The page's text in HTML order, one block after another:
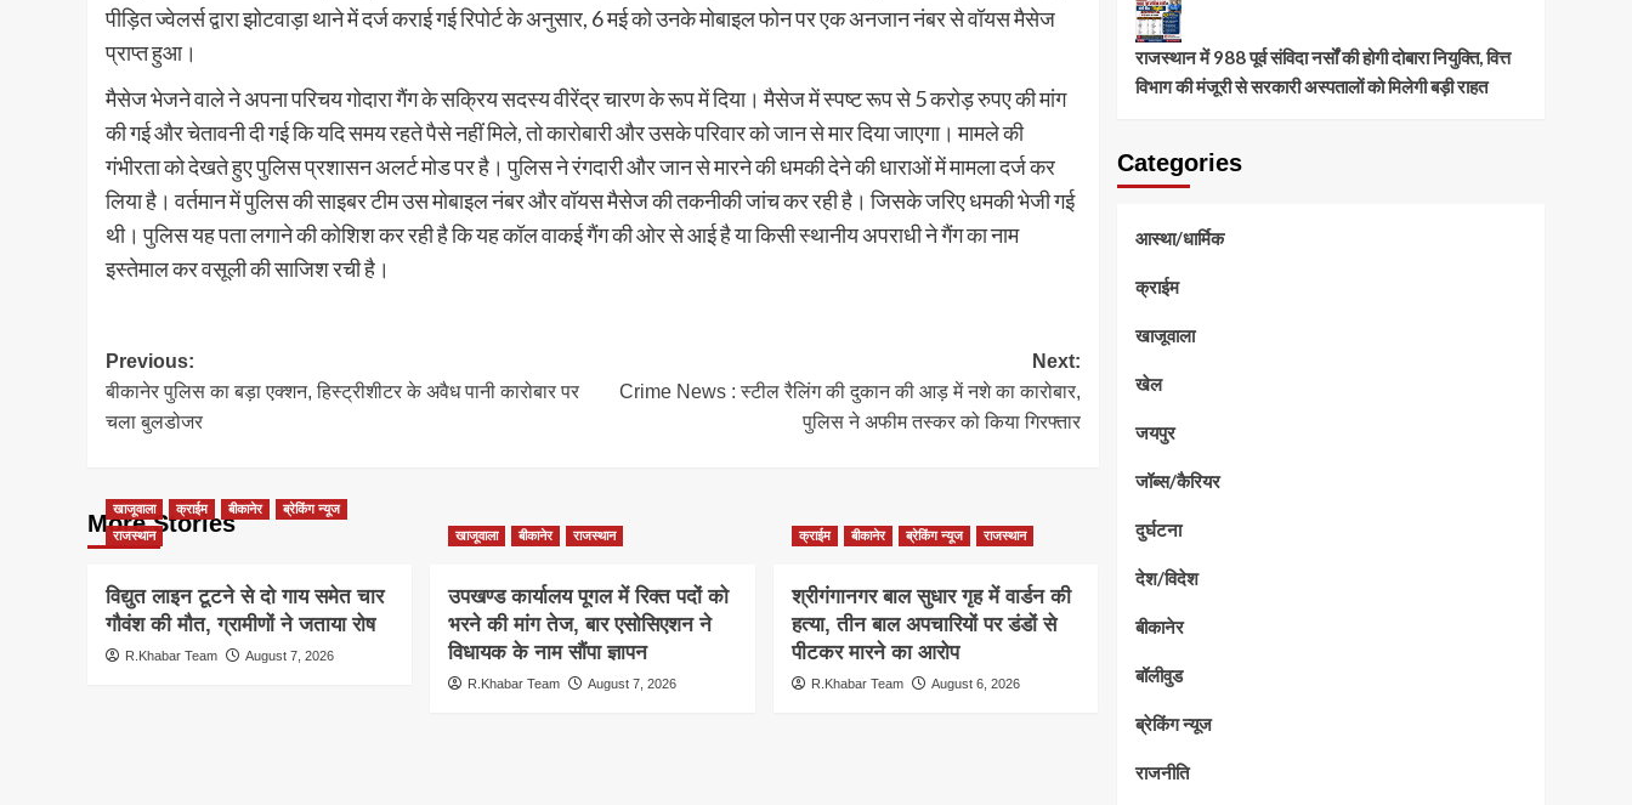
पीड़ित ज्वेलर्स द्वारा झोटवाड़ा थाने में दर्ज कराई गई रिपोर्ट के अनुसार, 6 मई को उनके मोबाइल फोन पर एक अनजान नंबर से वॉयस मैसेज
प्राप्त हुआ।
मैसेज भेजने वाले ने अपना परिचय गोदारा गैंग के सक्रिय सदस्य वीरेंद्र चारण के रूप में दिया। मैसेज में स्पष्ट रूप से 5 करोड़ रुपए की मांग
की गई और चेतावनी दी गई कि यदि समय रहते पैसे नहीं मिले, तो कारोबारी और उसके परिवार को जान से मार दिया जाएगा। मामले की
गंभीरता को देखते हुए पुलिस प्रशासन अलर्ट मोड पर है। पुलिस ने रंगदारी और जान से मारने की धमकी देने की धाराओं में मामला दर्ज कर
लिया है। वर्तमान में पुलिस की साइबर टीम उस मोबाइल नंबर और वॉयस मैसेज की तकनीकी जांच कर रही है। जिसके जरिए धमकी भेजी गई
थी। पुलिस यह पता लगाने की कोशिश कर रही है कि यह कॉल वाकई गैंग की ओर से आई है या किसी स्थानीय अपराधी ने गैंग का नाम
इस्तेमाल कर वसूली की साजिश रची है।
Post
navigation
Previous:
बीकानेर पुलिस का बड़ा एक्शन, हिस्ट्रीशीटर के अवैध पानी कारोबार पर
चला बुलडोजर
Next:
Crime News : स्टील रैलिंग की दुकान की आड़ में नशे का कारोबार,
पुलिस ने अफीम तस्कर को किया गिरफ्तार
More Stories
खाजूवाला क्राईम बीकानेर
ब्रेकिंग न्यूज
राजस्थान
विद्युत लाइन टूटने से दो गाय समेत चार
गौवंश की मौत, ग्रामीणों ने जताया रोष
R.Khabar Team August 7, 2026
खाजूवाला बीकानेर राजस्थान
उपखण्ड कार्यालय पूगल में रिक्त पदों को
भरने की मांग तेज, बार एसोसिएशन ने
विधायक के नाम सौंपा ज्ञापन
R.Khabar Team August 7, 2026
क्राईम बीकानेर ब्रेकिंग न्यूज राजस्थान
श्रीगंगानगर बाल सुधार गृह में वार्डन की
हत्या, तीन बाल अपचारियों पर डंडों से
पीटकर मारने का आरोप
R.Khabar Team August 6, 2026
राजस्थान में 988 पूर्व संविदा नर्सों की होगी दोबारा नियुक्ति, वित्त
विभाग की मंजूरी से सरकारी अस्पतालों को मिलेगी बड़ी राहत
Categories
आस्था/धार्मिक
क्राईम
खाजूवाला
खेल
जयपुर
जॉब्स/कैरियर
दुर्घटना
देश/विदेश
बीकानेर
बॉलीवुड
ब्रेकिंग न्यूज
राजनीति